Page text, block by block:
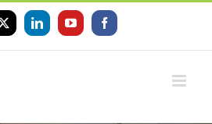
X LinkedInYouTubeFacebook